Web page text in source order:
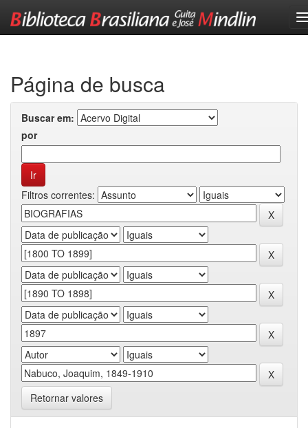
Página de busca
Buscar em:
por
Filtros correntes:
Retornar valores